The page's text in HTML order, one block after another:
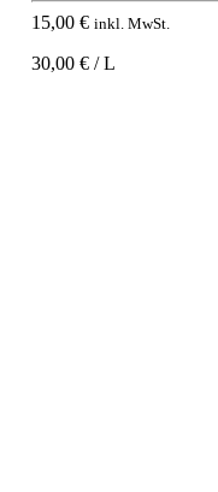
15,00 € inkl. MwSt.
30,00 € / L